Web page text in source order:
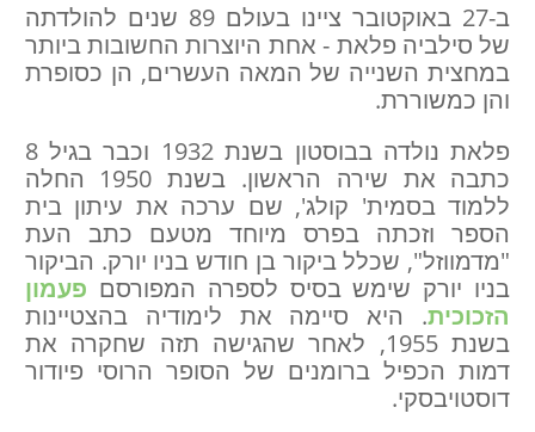
ב-27 באוקטובר ציינו בעולם 89 שנים להולדתה
של סילביה פלאת - אחת היוצרות החשובות ביותר
במחצית השנייה של המאה העשרים, הן כסופרת
והן כמשוררת.
פלאת נולדה בבוסטון בשנת 1932 וכבר בגיל 8
כתבה את שירה הראשון. בשנת 1950 החלה
ללמוד בסמית' קולג', שם ערכה את עיתון בית
הספר וזכתה בפרס מיוחד מטעם כתב העת
"מדמווזל", שכלל ביקור בן חודש בניו יורק. הביקור
בניו יורק שימש בסיס לספרה המפורסם פעמון
הזכוכית. היא סיימה את לימודיה בהצטיינות
בשנת 1955, לאחר שהגישה תזה שחקרה את
דמות הכפיל ברומנים של הסופר הרוסי פיודור
דוסטויבסקי.